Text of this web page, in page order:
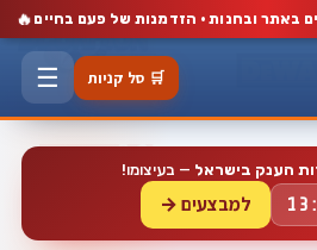
באתר ובחנות · הזדמנות של פעם בחיים 🔥
🛒 סל קניות ☰
הענק בישראל — בעיצומו!
למבצעים →